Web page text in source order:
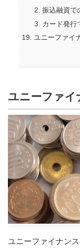
振込融資で
カード発行
ユニーファイ
ユニーファイ
ユニーファイナン